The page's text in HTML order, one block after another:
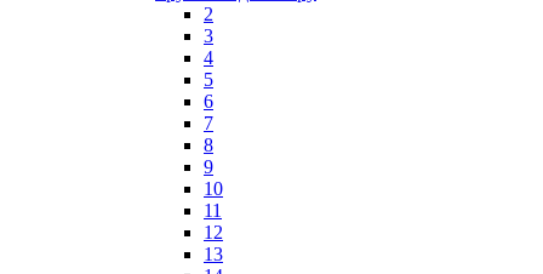
2
3
4
5
6
7
8
9
10
11
12
13